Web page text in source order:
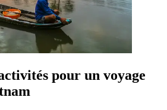
pour un voyage